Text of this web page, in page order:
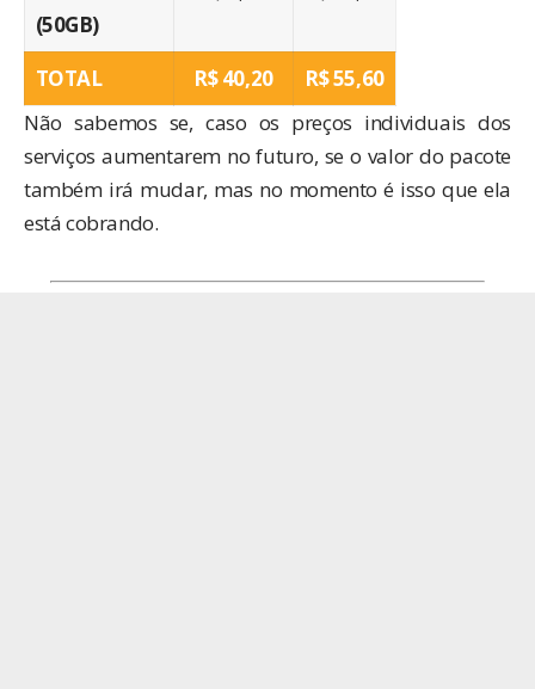
(50GB)
TOTAL R$‎ 40,20
R$‎ 55,60
Não sabemos se, caso os preços individuais dos
serviços aumentarem no futuro, se o valor do pacote
também irá mudar, mas no momento é isso que ela
está cobrando.